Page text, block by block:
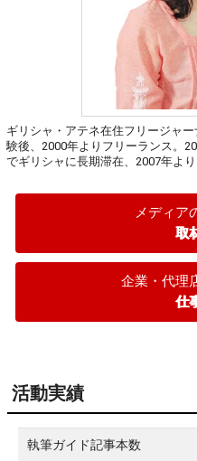
ギリシャ・アテネ在住フリージャ
験後、2000年よりフリーランス。
でギリシャに長期滞在、2007年より
メディア
取
企業・代理
仕
活動実績
執筆ガイド記事本数